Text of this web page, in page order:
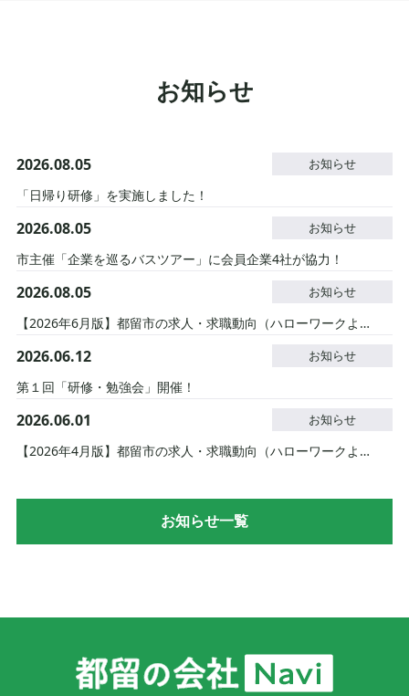
お知らせ
2026.08.05 お知らせ
「日帰り研修」を実施しました！
2026.08.05 お知らせ
市主催「企業を巡るバスツアー」に会員企業4社が協力！
2026.08.05 お知らせ
【2026年6月版】都留市の求人・求職動向（ハローワークより）
2026.06.12 お知らせ
第１回「研修・勉強会」開催！
2026.06.01 お知らせ
【2026年4月版】都留市の求人・求職動向（ハローワークより）
お知らせ一覧